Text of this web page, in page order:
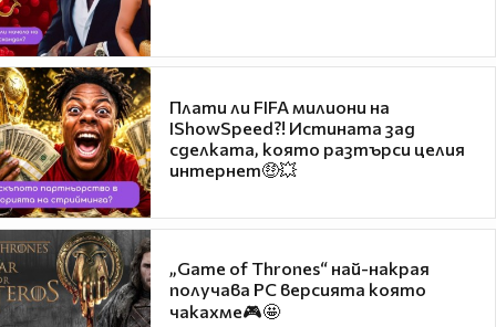
Плати ли FIFA милиони на
IShowSpeed?! Истината зад
сделката, която разтърси целия
интернет🤑💥
„Game of Thrones“ най-накрая
получава PC версията която
чакахме🎮🤩